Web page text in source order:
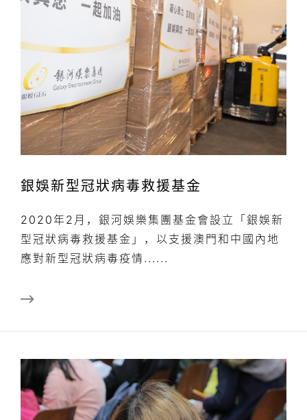
銀娛新型冠狀病毒救援基金
2020年2月，銀河娛樂集團基金會設立「銀娛新
型冠狀病毒救援基金」，以支援澳門和中國內地
應對新型冠狀病毒疫情......